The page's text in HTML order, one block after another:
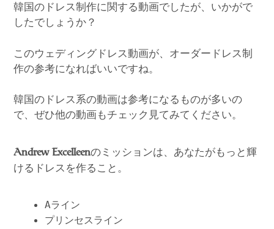
韓国のドレス制作に関する動画でしたが、いかがで
したでしょうか？
このウェディングドレス動画が、オーダードレス制
作の参考になればいいですね。
韓国のドレス系の動画は参考になるものが多いの
で、ぜひ他の動画もチェック見てみてください。
Andrew Excelleenのミッションは、あなたがもっと輝
けるドレスを作ること。
Aライン
プリンセスライン